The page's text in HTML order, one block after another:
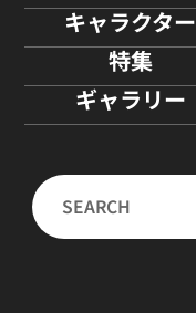
キャラクター
特集
ギャラリー